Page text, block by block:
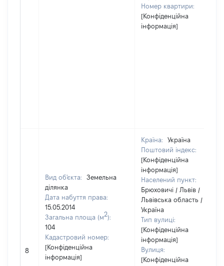
Номер квартири:
[Конфіденційна
інформація]
8
Вид об'єкта:
Земельна
ділянка
Дата набуття права:
15.05.2014
Загальна площа (м2):
104
Кадастровий номер:
[Конфіденційна
інформація]
Країна:
Україна
Поштовий індекс:
[Конфіденційна
інформація]
Населений пункт:
Брюховичі / Львів /
Львівська область /
Україна
Тип вулиці:
[Конфіденційна
інформація]
Вулиця:
[Конфіденційна